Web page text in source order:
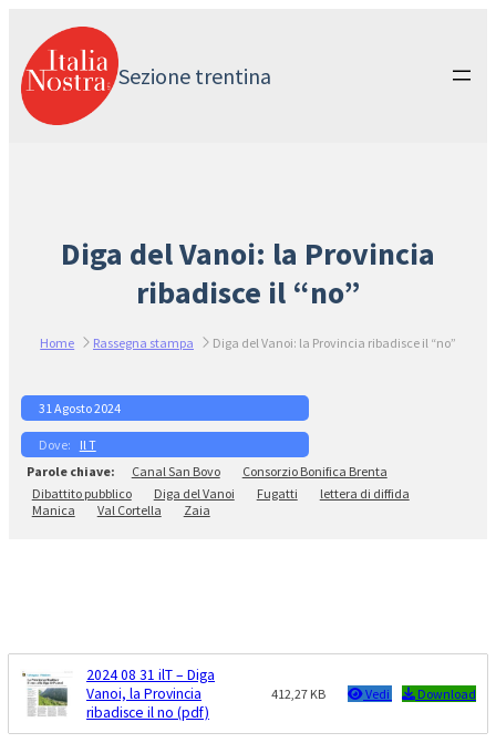
contenuto
Sezione trentina
Diga del Vanoi: la Provincia
ribadisce il “no”
Home Rassegna stampa Diga del Vanoi: la Provincia ribadisce il “no”
31 Agosto 2024
Il T
Canal San Bovo
Consorzio Bonifica Brenta
Dibattito pubblico
Diga del Vanoi Fugatti
lettera di diffida
Manica
Val Cortella Zaia
2024 08 31 ilT – Diga
Vanoi, la Provincia
ribadisce il no (pdf)
412,27 KB Vedi Download